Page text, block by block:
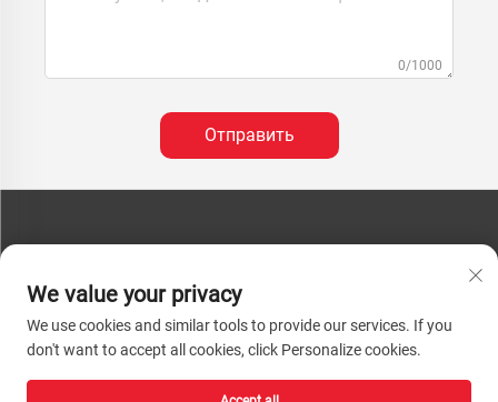
0/1000
Отправить
Телефон:+86-13793890209
Тел.:+86-13793890209
We value your privacy
We use cookies and similar tools to provide our services. If you
don't want to accept all cookies, click Personalize cookies.